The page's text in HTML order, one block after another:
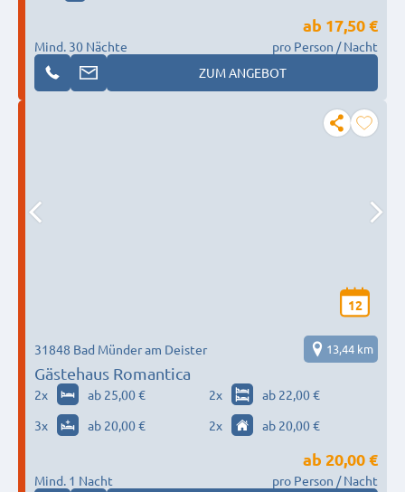
Mind. 30 Nächte
ab 17,50 €
pro Person / Nacht
ZUM ANGEBOT
12
Gästehaus Romantica
31848 Bad Münder am Deister 13,44 km
2x ab 25,00 € 2x
ab 22,00 €
3x ab 20,00 € 2x ab 20,00 €
Mind. 1 Nacht
ab 20,00 €
pro Person / Nacht